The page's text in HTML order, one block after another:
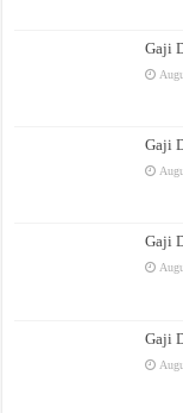
Gaji
Gaji
Gaji
Gaji